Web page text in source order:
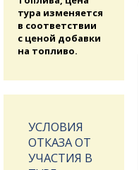
тура изменяется
в соответствии
с ценой добавки
на топливо.
УСЛОВИЯ
ОТКАЗА ОТ
УЧАСТИЯ В